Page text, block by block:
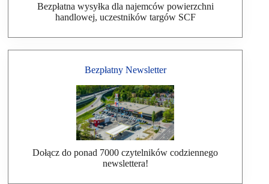
Bezpłatna wysyłka dla najemców powierzchni
handlowej, uczestników targów SCF
Bezpłatny Newsletter
Dołącz do ponad 7000 czytelników codziennego
newslettera!